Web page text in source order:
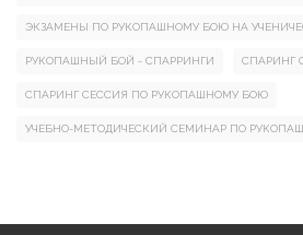
ЭКЗАМЕНЫ ПО РУКОПАШНОМУ БОЮ НА
РУКОПАШНЫЙ БОЙ - СПАРРИНГИ СПАРИНГ
СПАРИНГ СЕССИЯ ПО РУКОПАШНОМУ БОЮ
УЧЕБНО-МЕТОДИЧЕСКИЙ СЕМИНАР ПО